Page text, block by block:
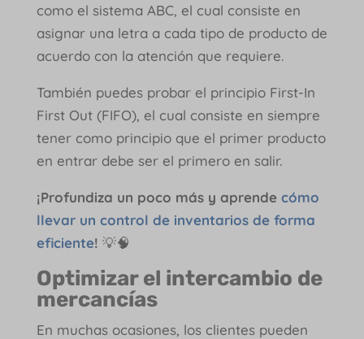
como el sistema ABC, el cual consiste en
asignar una letra a cada tipo de producto de
acuerdo con la atención que requiere.
También puedes probar el principio First-In
First Out (FIFO), el cual consiste en siempre
tener como principio que el primer producto
en entrar debe ser el primero en salir.
¡Profundiza un poco más y aprende cómo
llevar un control de inventarios de forma
eficiente! 💡🧠
Optimizar el intercambio de
mercancías
En muchas ocasiones, los clientes pueden